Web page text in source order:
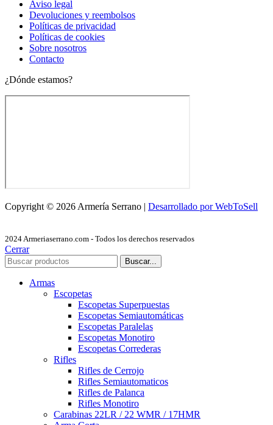
Aviso legal
Devoluciones y reembolsos
Políticas de privacidad
Políticas de cookies
Sobre nosotros
Contacto
¿Dónde estamos?
Copyright © 2026 Armería Serrano | Desarrollado por WebToSell
2024 Armeriaserrano.com - Todos los derechos reservados
Cerrar
Buscar...
Armas
Escopetas
Escopetas Superpuestas
Escopetas Semiautomáticas
Escopetas Paralelas
Escopetas Monotiro
Escopetas Correderas
Rifles
Rifles de Cerrojo
Rifles Semiautomaticos
Rifles de Palanca
Rifles Monotiro
Carabinas 22LR / 22 WMR / 17HMR